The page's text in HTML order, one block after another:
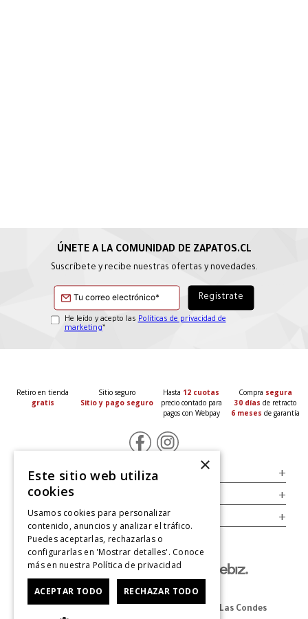
Suscríbete y recibe nuestras ofertas y novedades.
He leído y acepto las Políticas de privacidad de
marketing*
Retiro en tienda
gratis
Sitio seguro
Sitio y pago seguro
Hasta 12 cuotas
precio contado para
pagos con Webpay
Compra segura
30 días de retracto
6 meses de garantía
Servicio al Consumidor +
Legal +
Cuenta +
Dirección Oficina: Av. Las Condes #11281 - Las Condes
×
Este sitio web utiliza
cookies
Usamos cookies para personalizar
contenido, anuncios y analizar el tráfico.
Puedes aceptarlas, rechazarlas o
configurarlas en 'Mostrar detalles'. Conoce
más en nuestra Política de privacidad
ACEPTAR TODO RECHAZAR TODO